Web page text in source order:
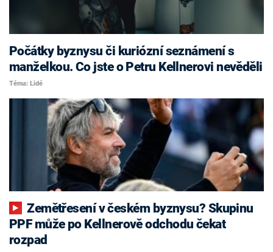
Počátky byznysu či kuriózní seznámení s
manželkou. Co jste o Petru Kellnerovi nevěděli
Téma: Lidé
Zemětřesení v českém byznysu? Skupinu
PPF může po Kellnerově odchodu čekat
rozpad